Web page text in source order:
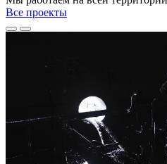
Все проекты